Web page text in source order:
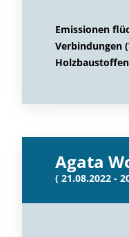
Emissionen
Verbindungen
Holzbaustoffen
Agata
( 21.08.2022 -